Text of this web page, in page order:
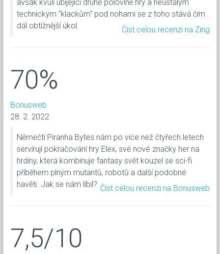
avšak kvůli ubíjející druhé polovině hry a neustálým
technickým "klackům" pod nohami se z toho stává čím
dál obtížnější úkol.
Číst celou recenzi na Zing
70%
Bonusweb
28. 2. 2022
Němečtí Piranha Bytes nám po více než čtyřech letech
servírují pokračování hry Elex, své nové značky her na
hrdiny, která kombinuje fantasy svět kouzel se sci-fi
příběhem plným mutantů, robotů a další podobné
havěti. Jak se nám líbil? Číst celou recenzi na Bonusweb
7,5/10